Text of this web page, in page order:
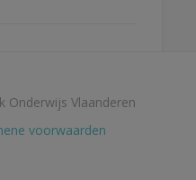
Onderwijs Vlaanderen
voorwaarden